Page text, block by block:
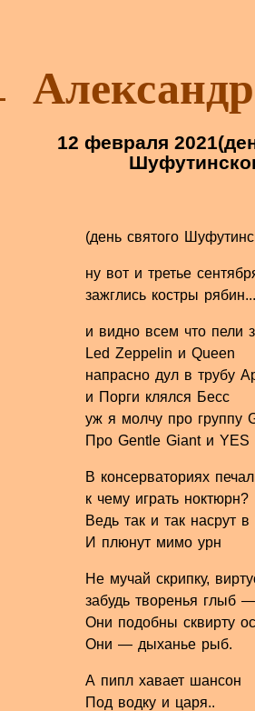
12 февраля 2021
(день святого
ну вот и третье
зажглись костры рябин...
и видно всем что пели
Led Zeppelin и Queen
напрасно дул в трубу
и Порги клялся Бесс
уж я молчу про группу
Про Gentle Giant и YES
В консерваториях
к чему играть ноктюрн?
Ведь так и так насрут в
И плюнут мимо урн
Не мучай скрипку,
забудь творенья глыб —
Они подобны сквирту ос
Они — дыханье рыб.
А пипл хавает шансон
Под водку и царя..